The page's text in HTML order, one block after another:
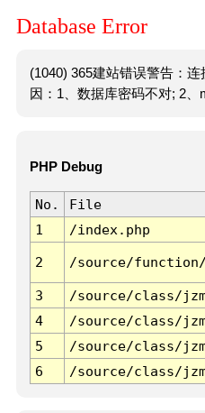
Database Error
(1040) 365建站错误警告：
因：1、数据库密码不对; 2、
PHP Debug
No. File
1
/index.php
2 /source/
3 /source/class/
4
/source/class/
5
/source/class/
6
/source/class/